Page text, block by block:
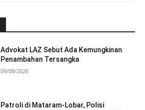
Advokat LAZ Sebut Ada Kemungkinan
Penambahan Tersangka
09/08/2026
Patroli di Mataram-Lobar, Polisi